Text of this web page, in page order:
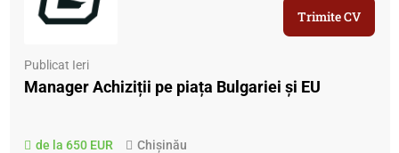
Publicat Ieri
Manager Achiziții pe piața Bulgariei și EU
de la 650 EUR Chișinău
Trimite CV